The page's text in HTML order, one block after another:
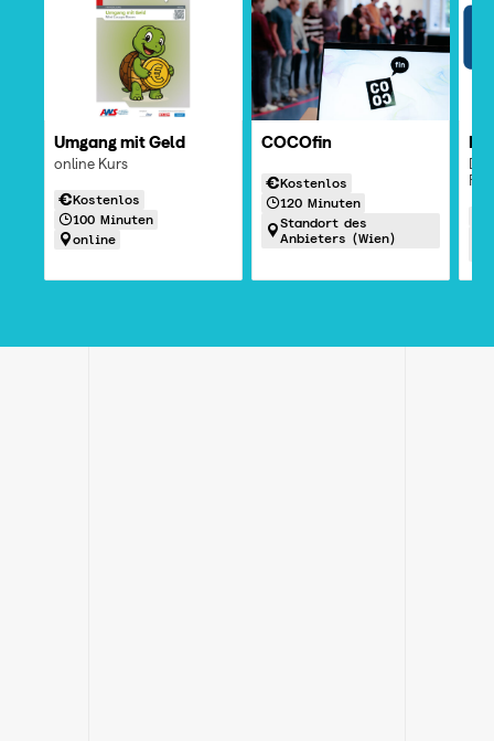
Umgang mit Geld
online Kurs
Kostenlos
100 Minuten
online
COCOfin
Kostenlos
120 Minuten
Standort des
Anbieters (Wien)